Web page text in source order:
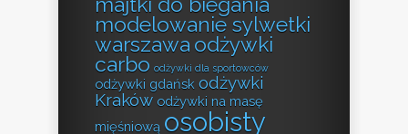
majtki do biegania
modelowanie sylwetki
warszawa odżywki
carbo odżywki dla sportowców
odżywki gdańsk odżywki
Kraków odżywki na masę
mięśniową osobisty